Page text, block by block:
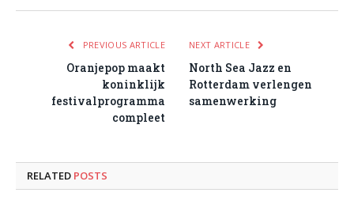
PREVIOUS ARTICLE
Oranjepop maakt
koninklijk
festivalprogramma
compleet
NEXT ARTICLE
North Sea Jazz en
Rotterdam verlengen
samenwerking
RELATED POSTS